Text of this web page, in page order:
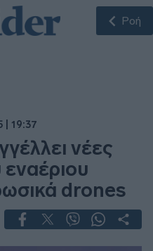
Ροή
| 19:37
νέες
drones